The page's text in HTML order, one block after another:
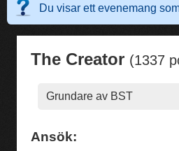
Du visar ett evenemang
The Creator (1337
Grundare av BST
Ansök: